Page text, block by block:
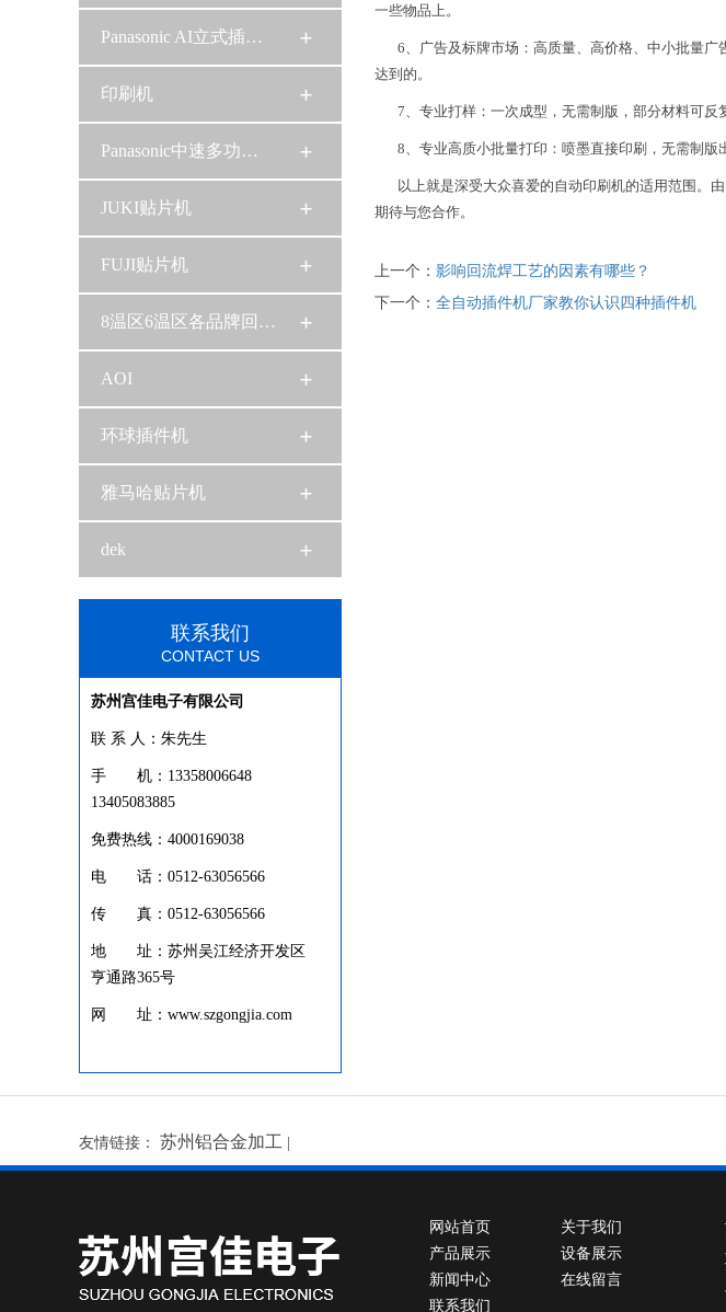
Panasonic AI立式插…
印刷机
Panasonic中速多功…
JUKI贴片机
FUJI贴片机
8温区6温区各品牌回…
AOI
环球插件机
雅马哈贴片机
dek
联系我们
CONTACT US
苏州宫佳电子有限公司
联 系 人：朱先生
手 机：13358006648
13405083885
免费热线：4000169038
电 话：0512-63056566
传 真：0512-63056566
地 址：苏州吴江经济开发区
亨通路365号
网 址：www.szgongjia.com
一些物品上。
6、广告及标牌市场：高质量、高价格、中小批量广
达到的。
7、专业打样：一次成型，无需制版，部分材料可反
8、专业高质小批量打印：喷墨直接印刷，无需制版
以上就是深受大众喜爱的自动印刷机的适用范围。由
期待与您合作。
上一个： 影响回流焊工艺的因素有哪些？
下一个： 全自动插件机厂家教你认识四种插件机
友情链接： 苏州铝合金加工 |
网站首页
关于我们
产品展示
设备展示
新闻中心
在线留言
联系我们